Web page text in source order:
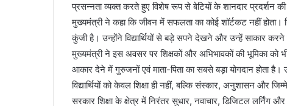
प्रसन्नता व्यक्त करते हुए विशेष रूप से बेटियों के शानदार प्रदर्शन की
मुख्यमंत्री ने कहा कि जीवन में सफलता का कोई शॉर्टकट नहीं
कुंजी है। उन्होंने विद्यार्थियों से बड़े सपने देखने और उन्हें साकार
मुख्यमंत्री ने इस अवसर पर शिक्षकों और अभिभावकों की भूमिका को भी
आकार देने में गुरुजनों एवं माता-पिता का सबसे बड़ा योगदान होता है।
विद्यार्थियों को केवल शिक्षा ही नहीं, बल्कि संस्कार, अनुशासन और
सरकार शिक्षा के क्षेत्र में निरंतर सुधार, नवाचार, डिजिटल लर्निंग